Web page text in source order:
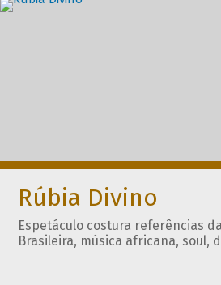
Rúbia Divino
Espetáculo costura referências
Brasileira, música africana, soul,